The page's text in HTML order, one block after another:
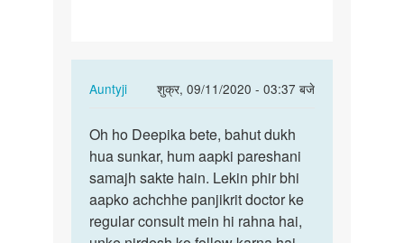
Auntyji
शुक्र, 09/11/2020 - 03:37 बजे
In
to
Mere
do
bar
ceaserin…
Oh
ho
Deepika
bete,
bahut…
Oh ho Deepika bete, bahut dukh
hua sunkar, hum aapki pareshani
samajh sakte hain. Lekin phir bhi
aapko achchhe panjikrit doctor ke
regular consult mein hi rahna hai,